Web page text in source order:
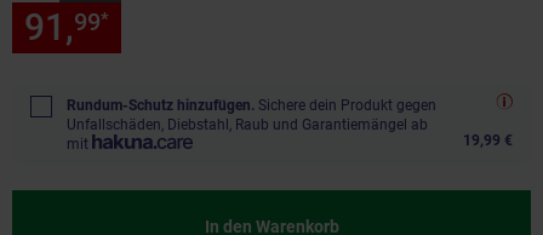
91,99*
Rundum-Schutz hinzufügen. Sichere dein Produkt gegen
Unfallschäden, Diebstahl, Raub und Garantiemängel ab
mit
19,99 €
In den Warenkorb